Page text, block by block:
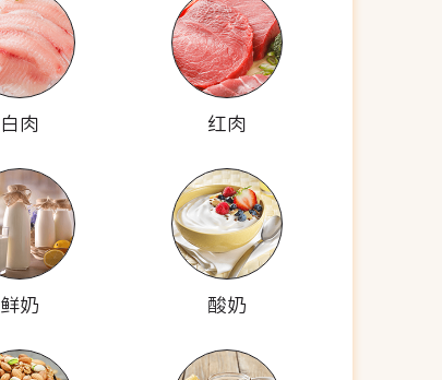
白肉 红肉
鲜奶 酸奶